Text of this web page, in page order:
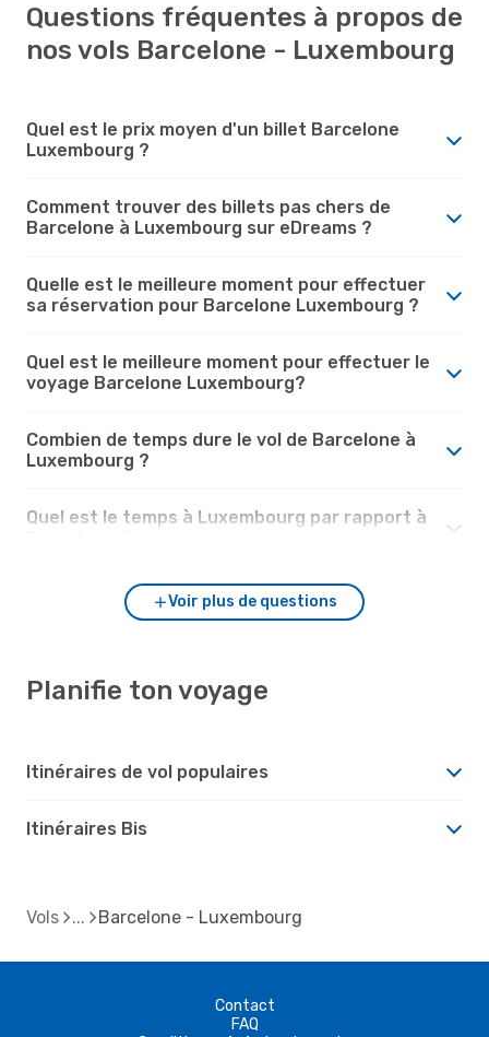
Questions fréquentes à propos de
nos vols Barcelone - Luxembourg
Quel est le prix moyen d'un billet Barcelone
Luxembourg ?
Comment trouver des billets pas chers de
Barcelone à Luxembourg sur eDreams ?
Quelle est le meilleure moment pour effectuer
sa réservation pour Barcelone Luxembourg ?
Quel est le meilleure moment pour effectuer le
voyage Barcelone Luxembourg?
Combien de temps dure le vol de Barcelone à
Luxembourg ?
Quel est le temps à Luxembourg par rapport à
Voir plus de questions
Planifie ton voyage
Itinéraires de vol populaires
Itinéraires Bis
Vols Barcelone - Luxembourg
Contact
FAQ